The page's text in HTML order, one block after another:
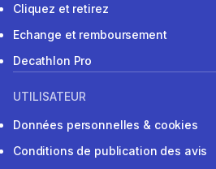
Cliquez et retirez
Echange et remboursement
Decathlon Pro
UTILISATEUR
Données personnelles & cookies
Conditions de publication des avis